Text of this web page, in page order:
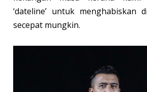
‘dateline’ untuk menghabiskan
secepat mungkin.